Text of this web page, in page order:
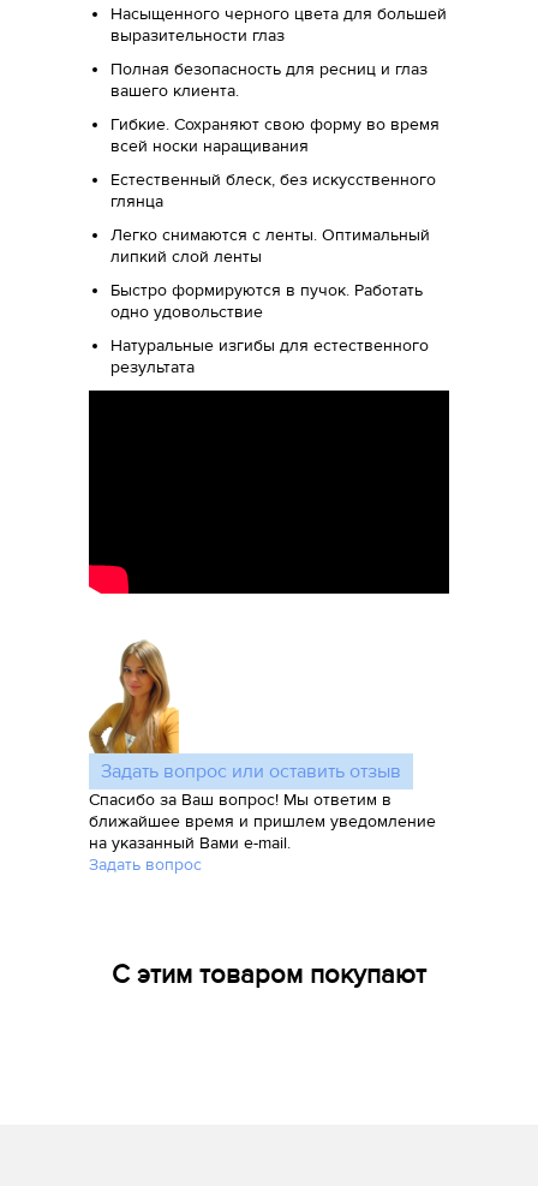
Насыщенного черного цвета для большей
выразительности глаз
Полная безопасность для ресниц и глаз
вашего клиента.
Гибкие. Сохраняют свою форму во время
всей носки наращивания
Естественный блеск, без искусственного
глянца
Легко снимаются с ленты. Оптимальный
липкий слой ленты
Быстро формируются в пучок. Работать
одно удовольствие
Натуральные изгибы для естественного
результата
Задать вопрос или оставить отзыв
Спасибо за Ваш вопрос! Мы ответим в
ближайшее время и пришлем уведомление
на указанный Вами e-mail.
Задать вопрос
С этим товаром покупают